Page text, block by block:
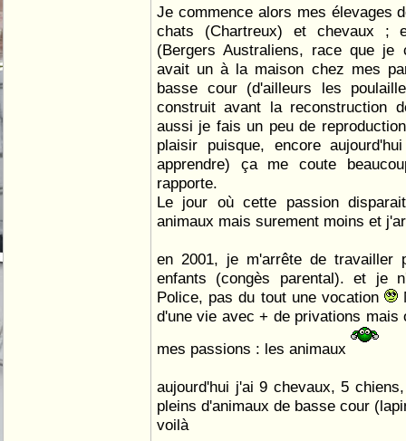
Je commence alors mes élevages
chats (Chartreux) et chevaux ;
(Bergers Australiens, race que
avait un à la maison chez mes
basse cour (d'ailleurs les
construit avant la reconstruction
aussi je fais un peu de
plaisir puisque, encore
apprendre) ça me coute
rapporte.
Le jour où cette passion
animaux mais surement moins et
en 2001, je m'arrête de travailler
enfants (congès parental). et je
Police, pas du tout une vocation
d'une vie avec + de privations mais
mes passions : les animaux
aujourd'hui j'ai 9 chevaux, 5
pleins d'animaux de basse cour
voilà